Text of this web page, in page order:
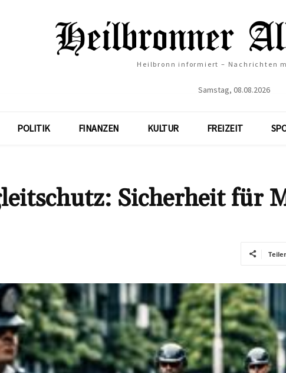
Heilbronn informiert – Nachrichten
Samstag, 08.08.2026
POLITIK FINANZEN KULTUR FREIZEIT
Sicherheit für